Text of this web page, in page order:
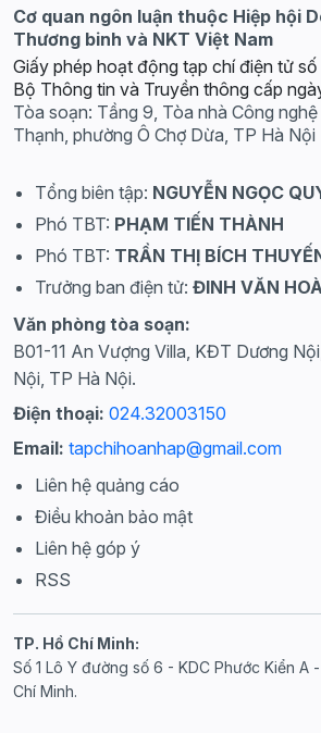
Cơ quan ngôn luận thuộc Hiệp hội
Thương binh và NKT Việt Nam
Giấy phép hoạt động tạp chí điện tử
Bộ Thông tin và Truyền thông cấp
Tòa soạn: Tầng 9, Tòa nhà Công
Thạnh, phường Ô Chợ Dừa, TP Hà Nội
Tổng biên tập: NGUYỄN NGỌC
Phó TBT: PHẠM TIẾN THÀNH
Phó TBT: TRẦN THỊ BÍCH
Trưởng ban điện tử: ĐINH VĂN
Văn phòng tòa soạn:
B01-11 An Vượng Villa, KĐT Dương
Nội, TP Hà Nội.
Điện thoại: 024.32003150
Email: tapchihoanhap@gmail.com
Liên hệ quảng cáo
Điều khoản bảo mật
Liên hệ góp ý
RSS
TP. Hồ Chí Minh:
Số 1 Lô Y đường số 6 - KDC Phước Kiển A
Chí Minh.